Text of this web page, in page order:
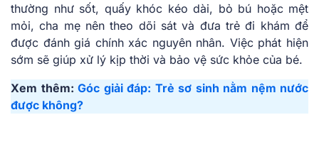
thường như sốt, quấy khóc kéo dài, bỏ bú hoặc mệt
mỏi, cha mẹ nên theo dõi sát và đưa trẻ đi khám để
được đánh giá chính xác nguyên nhân. Việc phát hiện
sớm sẽ giúp xử lý kịp thời và bảo vệ sức khỏe của bé.
Xem thêm: Góc giải đáp: Trẻ sơ sinh nằm nệm nước
được không?